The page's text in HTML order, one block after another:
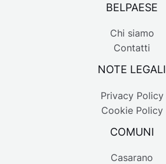
BELPAESE
Chi siamo
Contatti
NOTE LEGALI
Privacy Policy
Cookie Policy
COMUNI
Casarano